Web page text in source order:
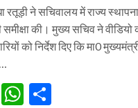
रतूड़ी ने सचिवालय में राज्य
समीक्षा की। मुख्य सचिव ने
को निर्देश दिए कि मा0
TwitterWhatsApp